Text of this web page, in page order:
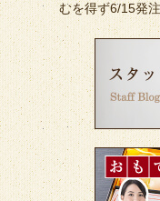
むを得ず6/15発